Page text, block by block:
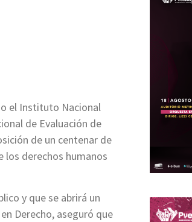
el Instituto Nacional
de Evaluación de
de un centenar de
los derechos humanos
y que se abrirá un
Derecho, aseguró que